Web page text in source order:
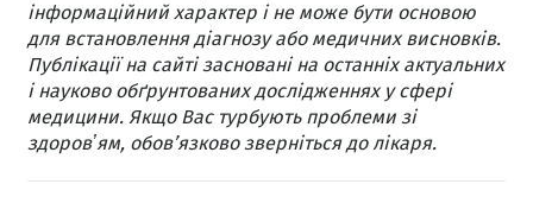
інформаційний характер і не може бути основою
для встановлення діагнозу або медичних висновків.
Публікації на сайті засновані на останніх актуальних
і науково обґрунтованих дослідженнях у сфері
медицини. Якщо Вас турбують проблеми зі
здоровʼям, обов’язково зверніться до лікаря.